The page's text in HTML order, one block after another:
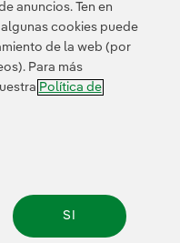
Información legal
Política de cookies
anuncios. Ten en
cookies puede
de la web (por
Para más
Política de
SI